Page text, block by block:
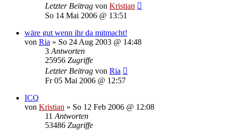
Letzter Beitrag von Kristian
So 14 Mai 2006 @ 13:51
wäre gut wenn ihr da mitmacht!
von Ria » So 24 Aug 2003 @ 14:48
3 Antworten
25956 Zugriffe
Letzter Beitrag von Ria
Fr 05 Mai 2006 @ 12:57
ICQ
von Kristian » So 12 Feb 2006 @ 12:08
11 Antworten
53486 Zugriffe